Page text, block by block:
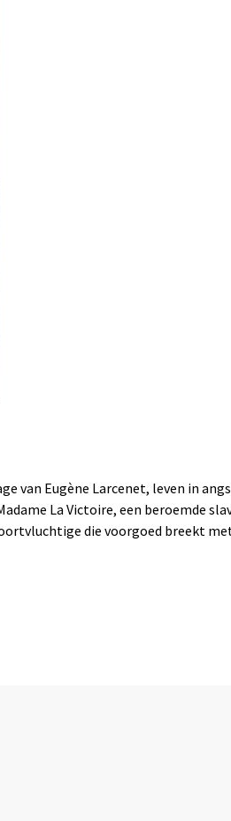
van Eugène Larcenet, leven in
La Victoire, een beroemde
die voorgoed breekt